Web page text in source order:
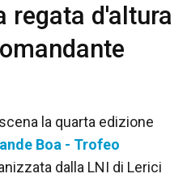
regata d'altura
la quarta edizione
Boa - Trofeo
dalla LNI di Lerici